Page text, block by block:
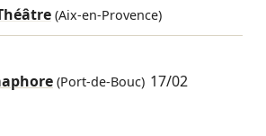
(Aix-en-Provence)
(Port-de-Bouc) 17/02